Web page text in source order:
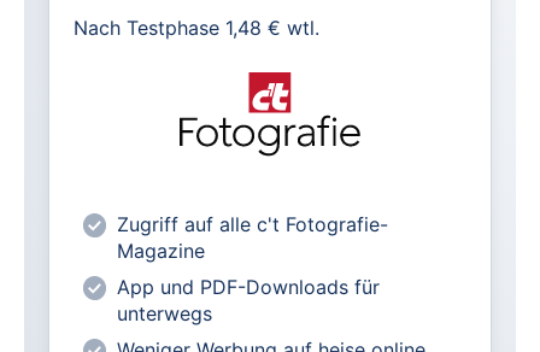
Alle heise-Magazine im Browser und
Alle exklusiven heise+ Artikel frei
lesen
Vorteilspreis für Magazin-
Abonnenten
Nach Testphase 1,48 € wtl.
Zugriff auf alle c't Fotografie-
Magazine
App und PDF-Downloads für
unterwegs